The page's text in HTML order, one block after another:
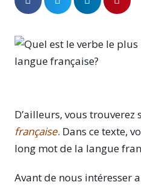
D’ailleurs, vous
française. Dans ce texte,
long mot de la langue
Avant de nous intéresser